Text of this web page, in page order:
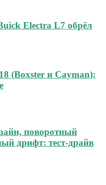
Electra L7 обрёл
(Boxster и Cayman):
поворотный
дрифт: тест-драйв